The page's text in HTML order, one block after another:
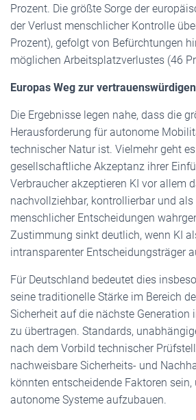
Prozent. Die größte Sorge der
der Verlust menschlicher Kontrolle
Prozent), gefolgt von Befürchtungen
möglichen Arbeitsplatzverlustes (46
Europas Weg zur
Die Ergebnisse legen nahe, dass die
Herausforderung für autonome
technischer Natur ist. Vielmehr geht
gesellschaftliche Akzeptanz ihrer
Verbraucher akzeptieren KI vor allem
nachvollziehbar, kontrollierbar und
menschlicher Entscheidungen
Zustimmung sinkt deutlich, wenn KI
intransparenter Entscheidungsträger
Für Deutschland bedeutet dies
seine traditionelle Stärke im Bereich
Sicherheit auf die nächste
zu übertragen. Standards,
nach dem Vorbild technischer
nachweisbare Sicherheits- und
könnten entscheidende Faktoren sein,
autonome Systeme aufzubauen.